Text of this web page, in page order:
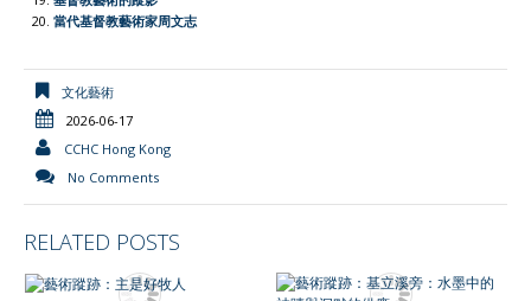
當代基督教藝術家周文志
文化藝術
2026-06-17
CCHC Hong Kong
No Comments
RELATED POSTS